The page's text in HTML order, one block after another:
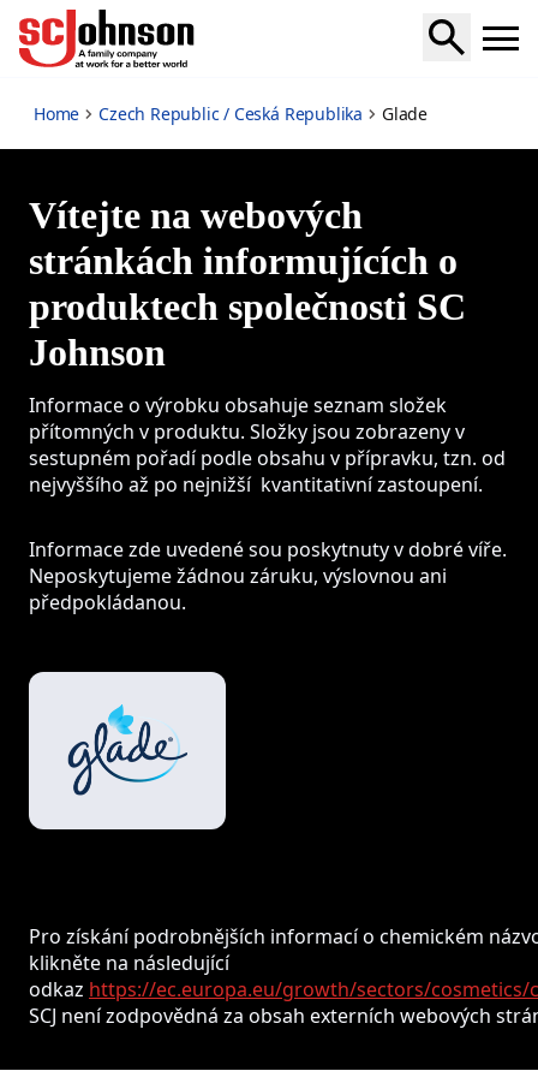
Home Czech Republic / Ceská Republika Glade
Vítejte na webových
stránkách informujících o
produktech společnosti SC
Johnson
Informace o výrobku obsahuje seznam složek
přítomných v produktu. Složky jsou zobrazeny v
sestupném pořadí podle obsahu v přípravku, tzn. od
nejvyššího až po nejnižší kvantitativní zastoupení.
Informace zde uvedené sou poskytnuty v dobré víře.
Neposkytujeme žádnou záruku, výslovnou ani
předpokládanou.
Pro získání podrobnějších informací o chemickém
klikněte na následující
odkaz https://ec.europa.eu/growth/sectors/cosmetics/
SCJ není zodpovědná za obsah externích webových